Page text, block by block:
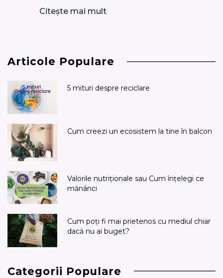
Citește mai mult
Articole Populare
5 mituri despre reciclare
Cum creezi un ecosistem la tine în balcon
Valorile nutriționale sau Cum înțelegi ce
mănânci
Cum poți fi mai prietenos cu mediul chiar
dacă nu ai buget?
Categorii Populare